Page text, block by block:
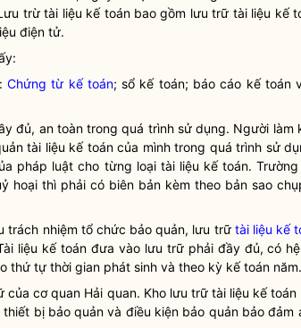
trừtài liệu kế toánbao gồm lưu trữ tài liệu kế
điện tử.
Chứng từ kế toán; sổ kế toán; báo cáo kế toán
đủ, an toàn trong quá trình sử dụng. Người làm
tài liệu kế toáncủa mình trong quá trình sử
pháp luật cho từng loại tài liệu kế toán.
hoại thì phải có biên bản kèm theo bản sao
trách nhiệm tổ chức bảo quản, lưu trữ tài liệu kế
liệu kế toán đưa vào lưu trữ phải đầy đủ, có
thứ tự thời gian phát sinh và theo kỳ kế toán năm.
của cơ quan Hải quan. Kho lưu trữtài liệu kế toán
bị bảo quản và điều kiện bảo quản bảo đảm